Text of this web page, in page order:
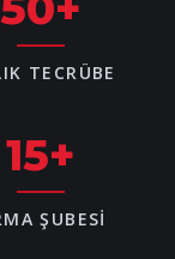
TECRÜBE
15+
ŞUBESI